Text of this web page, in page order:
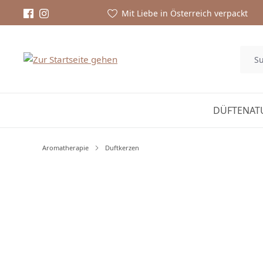
Mit Liebe in Österreich verpackt
DÜFTE
Aromatherapie Duftkerzen